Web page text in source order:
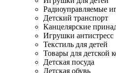
Радиоуправляемые
Детский транспорт
Канцелярские
Игрушки антистресс
Текстиль для детей
Товары для детской
Детская посуда
Детская обувь